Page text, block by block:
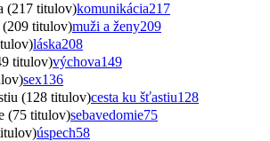
(217 titulov)komunikácia217
(209 titulov)muži a ženy209
láska208
titulov)výchova149
sex136
(128 titulov)cesta ku šťastiu128
(75 titulov)sebavedomie75
úspech58